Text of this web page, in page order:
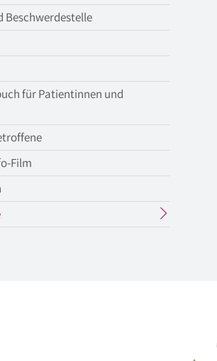
Beschwerdestelle
für Patientinnen und
Film
aktueller
Menüpunkt